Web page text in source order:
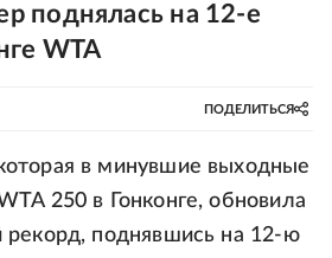
поднялась на 12-е
WTA
ПОДЕЛИТЬСЯ
в минувшие выходные
250 в Гонконге, обновила
рекорд, поднявшись на 12-ю